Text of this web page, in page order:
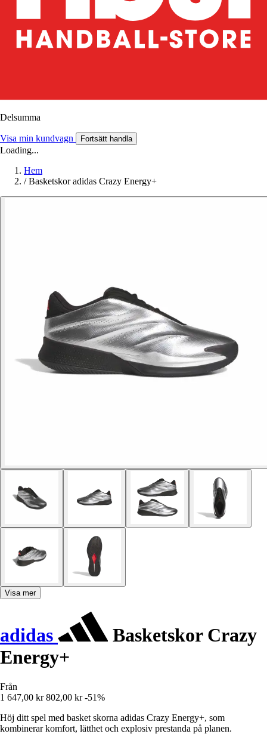
Delsumma
Visa min kundvagn Fortsätt handla
Loading...
Hem
/ Basketskor adidas Crazy Energy+
Visa mer
adidas
Basketskor Crazy
Energy+
Från
1 647,00 kr 802,00 kr -51%
Höj ditt spel med basket skorna adidas Crazy Energy+, som
kombinerar komfort, lätthet och explosiv prestanda på planen.